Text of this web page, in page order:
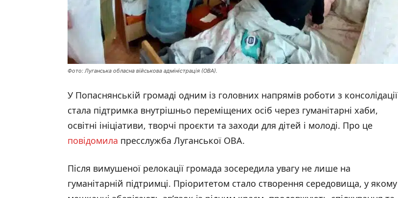
Фото: Луганська обласна військова адміністрація (ОВА).
У Попаснянській громаді одним із головних напрямів роботи з консолідації
стала підтримка внутрішньо переміщених осіб через гуманітарні хаби,
освітні ініціативи, творчі проєкти та заходи для дітей і молоді. Про це
повідомила пресслужба Луганської ОВА.
Після вимушеної релокації громада зосередила увагу не лише на
гуманітарній підтримці. Пріоритетом стало створення середовища, у якому